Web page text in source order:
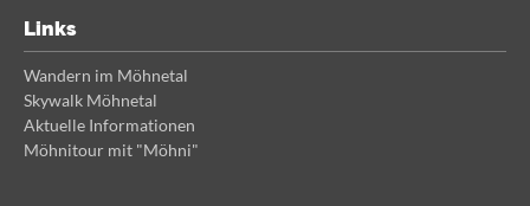
Links
Wandern im Möhnetal
Skywalk Möhnetal
Aktuelle Informationen
Möhnitour mit "Möhni"